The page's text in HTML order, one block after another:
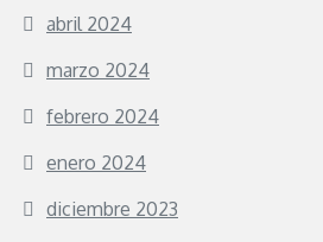
abril 2024
marzo 2024
febrero 2024
enero 2024
diciembre 2023